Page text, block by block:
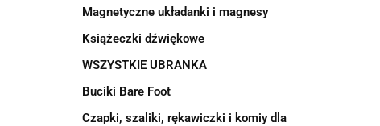
Magnetyczne układanki i magnesy
Książeczki dźwiękowe
WSZYSTKIE UBRANKA
Buciki Bare Foot
Czapki, szaliki, rękawiczki i komiy dla